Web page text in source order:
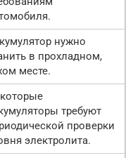
нужно
в прохладном,
месте.
требуют
проверки
электролита.